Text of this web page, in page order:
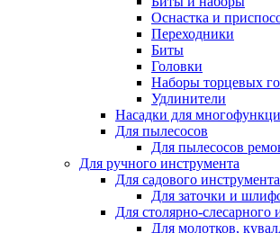
Оснастка и
Переходники
Биты
Головки
Наборы торцевых
Удлинители
Насадки для
Для пылесосов
Для пылесосов
Для ручного инструмента
Для садового
Для заточки и
Для столярно-слесарного
Для молотков,